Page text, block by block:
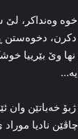
خوه‌ وه‌نداکر،
دکرن،
بێرییا
ژبۆ خه‌باتێن
نادیا موراد